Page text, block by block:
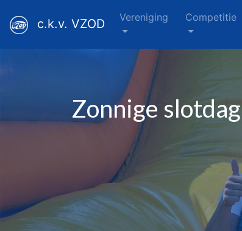
c.k.v. VZOD Vereniging Competitie
Zonnige